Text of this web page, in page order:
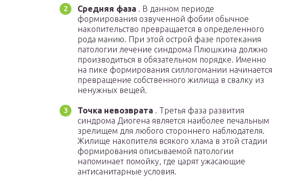
Средняя фаза . В данном периоде
формирования озвученной фобии обычное
накопительство превращается в определенного
рода манию. При этой острой фазе протекания
патологии лечение синдрома Плюшкина должно
производиться в обязательном порядке. Именно
на пике формирования силлогомании начинается
превращение собственного жилища в свалку из
ненужных вещей.
Точка невозврата . Третья фаза развития
синдрома Диогена является наиболее печальным
зрелищем для любого стороннего наблюдателя.
Жилище накопителя всякого хлама в этой стадии
формирования описываемой патологии
напоминает помойку, где царят ужасающие
антисанитарные условия.